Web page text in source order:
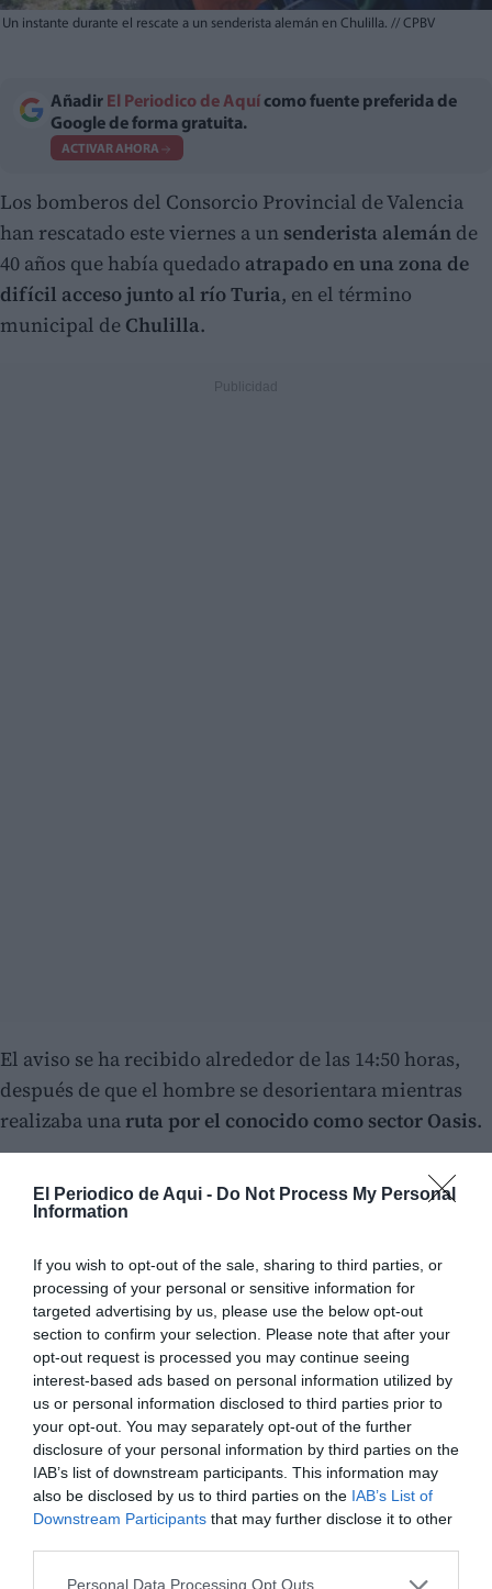
El Periodico de Aqui - Do Not Process My Personal
Information
If you wish to opt-out of the sale, sharing to third parties, or
processing of your personal or sensitive information for
targeted advertising by us, please use the below opt-out
section to confirm your selection. Please note that after your
opt-out request is processed you may continue seeing
interest-based ads based on personal information utilized by
us or personal information disclosed to third parties prior to
your opt-out. You may separately opt-out of the further
disclosure of your personal information by third parties on the
IAB’s list of downstream participants. This information may
also be disclosed by us to third parties on the IAB’s List of
Downstream Participants that may further disclose it to other
Personal Data Processing Opt Outs
Un instante durante el rescate a un senderista alemán en Chulilla. // CPBV
Añadir El Periodico de Aquí como fuente preferida de
Google de forma gratuita.
ACTIVAR AHORA
Los bomberos del Consorcio Provincial de Valencia
han rescatado este viernes a un senderista alemán de
40 años que había quedado atrapado en una zona de
difícil acceso junto al río Turia, en el término
municipal de Chulilla.
El aviso se ha recibido alrededor de las 14:50 horas,
después de que el hombre se desorientara mientras
realizaba unaruta por el conocido como sector Oasis.
Según ha informado el Consorcio Provincial de
unazona de densa vegetaciónjunto al cauce del río, lo
que dificultaba su salida por sus propios medios.